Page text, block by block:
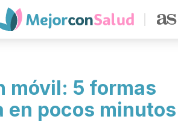
móvil: 5 formas
en pocos minutos